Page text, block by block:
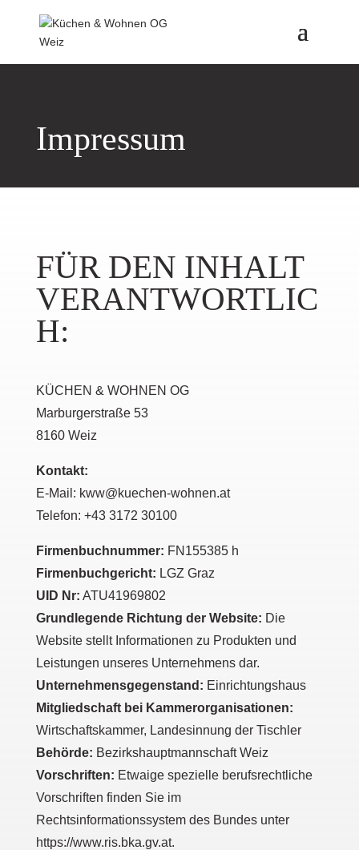
Impressum
FÜR DEN INHALT
VERANTWORTLIC
H:
KÜCHEN & WOHNEN OG
Marburgerstraße 53
8160 Weiz
Kontakt:
E-Mail: kww@kuechen-wohnen.at
Telefon: +43 3172 30100
Firmenbuchnummer: FN155385 h
Firmenbuchgericht: LGZ Graz
UID Nr: ATU41969802
Grundlegende Richtung der Website: Die
Website stellt Informationen zu Produkten und
Leistungen unseres Unternehmens dar.
Unternehmensgegenstand: Einrichtungshaus
Mitgliedschaft bei Kammerorganisationen:
Wirtschaftskammer, Landesinnung der Tischler
Behörde: Bezirkshauptmannschaft Weiz
Vorschriften: Etwaige spezielle berufsrechtliche
Vorschriften finden Sie im
Rechtsinformationssystem des Bundes unter
https://www.ris.bka.gv.at.